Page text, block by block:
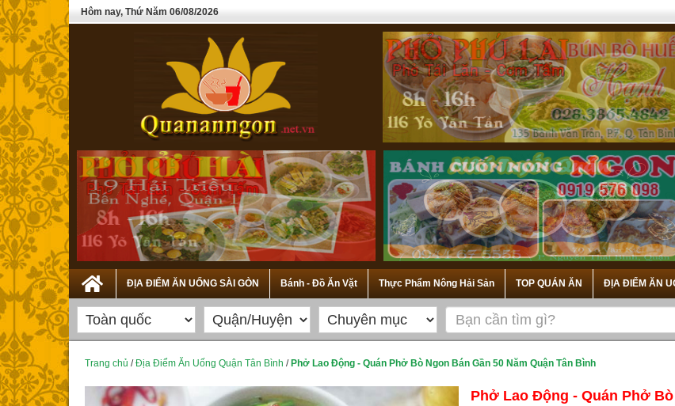
Hôm nay, Thứ Năm 06/08/2026
ĐỊA ĐIỂM ĂN UỐNG SÀI GÒN Bánh - Đồ Ăn Vặt Thực Phẩm Nông Hải Sản TOP QUÁN ĂN ĐỊA ĐIỂM ĂN
Trang chủ /Địa Điểm Ăn Uống Quận Tân Bình / Phở Lao Động - Quán Phở Bò Ngon Bán Gần 50 Năm Quận Tân Bình
Phở Lao Động - Quán Phở